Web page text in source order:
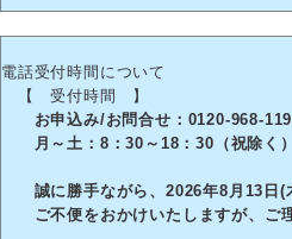
電話受付時間について
【 受付時間 】
お申込み/お問合せ：0120-968-119
月～土：8：30～18：30（祝除く
誠に勝手ながら、2026年8月13日(
ご不便をおかけいたしますが、ご理